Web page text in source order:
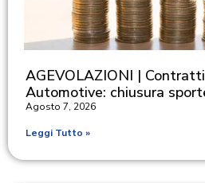
AGEVOLAZIONI |
Automotive: chiusura
Agosto 7, 2026
Leggi Tutto »